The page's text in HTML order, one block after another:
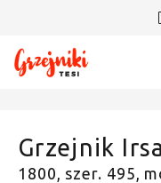
Grzejnik
1800, szer. 495,